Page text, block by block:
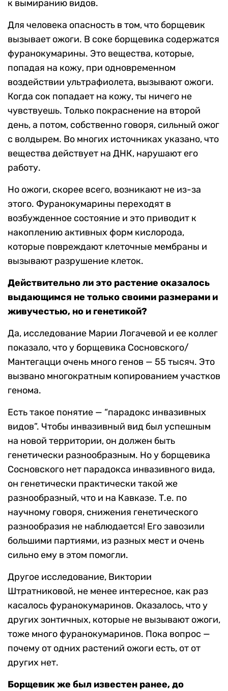
к вымиранию видов.
Для человека опасность в том, что борщевик
вызывает ожоги. В соке борщевика содержатся
фуранокумарины. Это вещества, которые,
попадая на кожу, при одновременном
воздействии ультрафиолета, вызывают ожоги.
Когда сок попадает на кожу, ты ничего не
чувствуешь. Только покраснение на второй
день, а потом, собственно говоря, сильный ожог
с волдырем. Во многих источниках указано, что
вещества действует на ДНК, нарушают его
работу.
Но ожоги, скорее всего, возникают не из-за
этого. Фуранокумарины переходят в
возбужденное состояние и это приводит к
накоплению активных форм кислорода,
которые повреждают клеточные мембраны и
вызывают разрушение клеток.
Действительно ли это растение оказалось
выдающимся не только своими размерами и
живучестью, но и генетикой?
Да, исследование Марии Логачевой и ее коллег
показало, что у борщевика Сосновского/
Мантегацци очень много генов — 55 тысяч. Это
вызвано многократным копированием участков
генома.
Есть такое понятие — “парадокс инвазивных
видов”. Чтобы инвазивный вид был успешным
на новой территории, он должен быть
генетически разнообразным. Но у борщевика
Сосновского нет парадокса инвазивного вида,
он генетически практически такой же
разнообразный, что и на Кавказе. Т.е. по
научному говоря, снижения генетического
разнообразия не наблюдается! Его завозили
большими партиями, из разных мест и очень
сильно ему в этом помогли.
Другое исследование, Виктории
Штратниковой, не менее интересное, как раз
касалось фуранокумаринов. Оказалось, что у
других зонтичных, которые не вызывают ожоги,
тоже много фуранокумаринов. Пока вопрос —
почему от одних растений ожоги есть, от от
других нет.
Борщевик же был известен ранее, до